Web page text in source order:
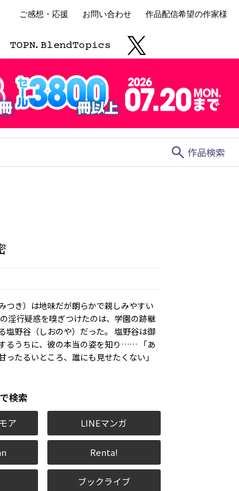
ご感想・応援 お問い合わせ 作品配信希望の作家様
TOPN. BlendTopics
search 作品検索
つき）は地味だが朗らかで親しみやすい
淫行疑惑を嗅ぎつけたのは、学園の跡継
塩野谷（しおのや）だった。 塩野谷は御
るうちに、彼の本当の姿を知り…… 「あ
たるいところ、誰にも見せたくない――」
検索
ア LINEマンガ
Renta!
ブックライブ